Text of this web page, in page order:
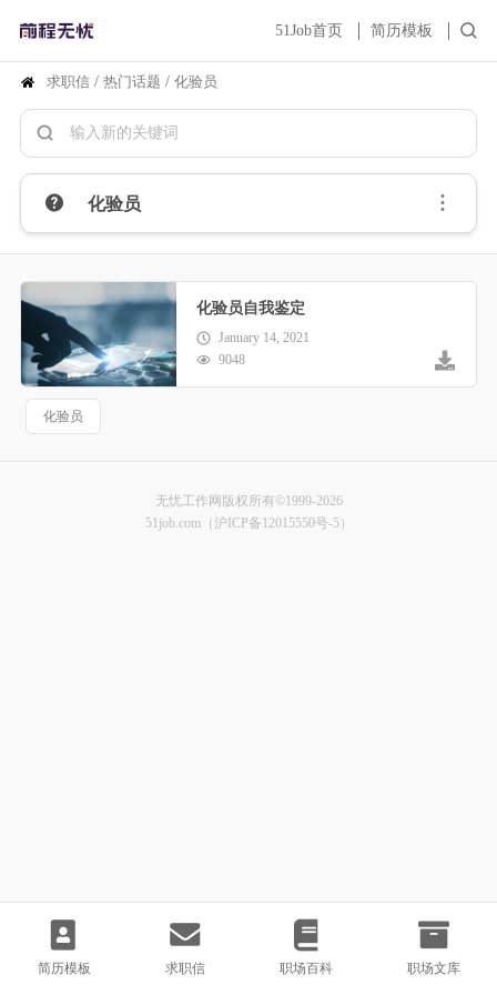
51Job首页 简历模板
简历模板 求职信 职场百科 职场文库
求职信 / 热门话题 / 化验员
化验员
化验员自我鉴定
January 14, 2021
9048
化验员
无忧工作网版权所有©1999-2026
51job.com（沪ICP备12015550号-5）